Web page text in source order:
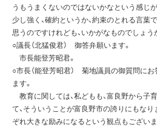
うもうまくないのではないかなという感じが
少し強く、確約というか、約束のとれる言葉
思うのですけれども、いかがなものでしょう
○議長（北猛俊君） 御答弁願います。
市長能登芳昭君。
○市長（能登芳昭君） 菊地議員の御質問に
ます。
教育に関しては、私どもも、富良野から子
て、そういうことが富良野市の誇りにもな
ぞれ大きな励みになるという観点もございま